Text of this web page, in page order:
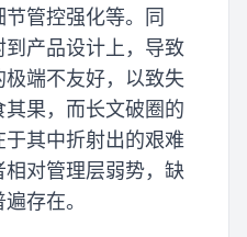
管控强化等。同
产品设计上，导致
端不友好，以致失
果，而长文破圈的
其中折射出的艰难
对管理层弱势，缺
存在。